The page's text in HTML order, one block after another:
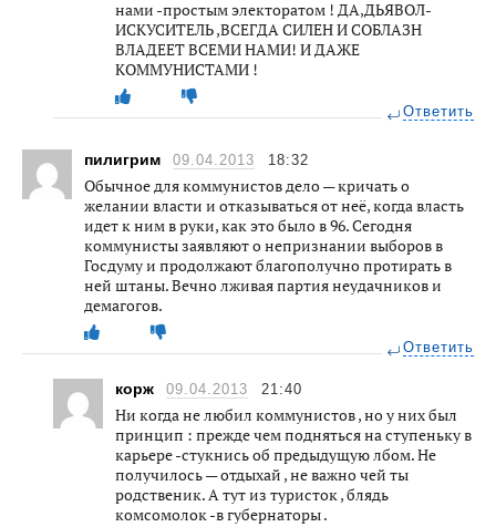
нами -простым электоратом ! ДА,ДЬЯВОЛ-
ИСКУСИТЕЛЬ ,ВСЕГДА СИЛЕН И СОБЛАЗН
ВЛАДЕЕТ ВСЕМИ НАМИ! И ДАЖЕ
КОММУНИСТАМИ !
Ответить
пилигрим 09.04.2013 18:32
Обычное для коммунистов дело — кричать о
желании власти и отказываться от неё, когда власть
идет к ним в руки, как это было в 96. Сегодня
коммунисты заявляют о непризнании выборов в
Госдуму и продолжают благополучно протирать в
ней штаны. Вечно лживая партия неудачников и
демагогов.
Ответить
корж 09.04.2013 21:40
Ни когда не любил коммунистов , но у них был
принцип : прежде чем подняться на ступеньку в
карьере -стукнись об предыдущую лбом. Не
получилось — отдыхай , не важно чей ты
родственик. А тут из туристок , блядь
комсомолок -в губернаторы .